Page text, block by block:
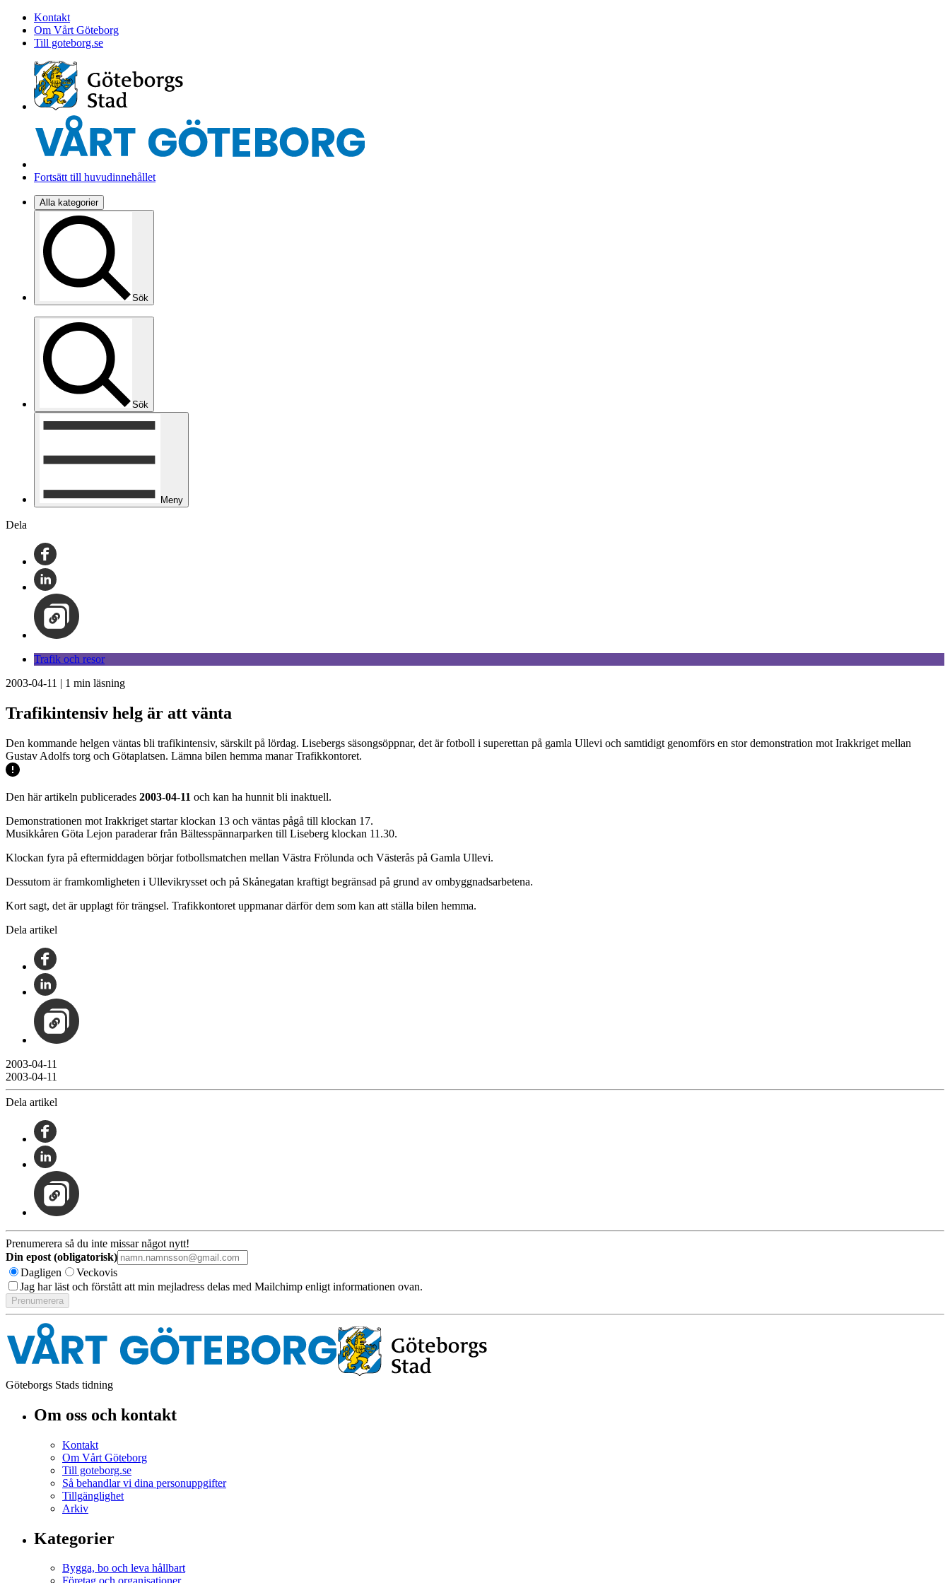
Kontakt
Om Vårt Göteborg
Till goteborg.se
Fortsätt till huvudinnehållet
Alla kategorier
Sök
Sök
Meny
Dela
Trafik och resor
2003-04-11 | 1 min läsning
Trafikintensiv helg är att vänta
Den kommande helgen väntas bli trafikintensiv, särskilt på lördag. Lisebergs säsongsöppnar, det är fotboll i superettan på gamla Ullevi och samtidigt genomförs en stor demonstration mot Irakkriget mellan
Gustav Adolfs torg och Götaplatsen. Lämna bilen hemma manar Trafikkontoret.
Den här artikeln publicerades 2003-04-11 och kan ha hunnit bli inaktuell.
Demonstrationen mot Irakkriget startar klockan 13 och väntas pågå till klockan 17.
Musikkåren Göta Lejon paraderar från Bältesspännarparken till Liseberg klockan 11.30.
Klockan fyra på eftermiddagen börjar fotbollsmatchen mellan Västra Frölunda och Västerås på Gamla Ullevi.
Dessutom är framkomligheten i Ullevikrysset och på Skånegatan kraftigt begränsad på grund av ombyggnadsarbetena.
Kort sagt, det är upplagt för trängsel. Trafikkontoret uppmanar därför dem som kan att ställa bilen hemma.
Dela artikel
2003-04-11
2003-04-11
Dela artikel
Prenumerera så du inte missar något nytt!
Din epost (obligatorisk)
Dagligen
Veckovis
Jag har läst och förstått att min mejladress delas med Mailchimp enligt informationen ovan.
Göteborgs Stads tidning
Om oss och kontakt
Kontakt
Om Vårt Göteborg
Till goteborg.se
Så behandlar vi dina personuppgifter
Tillgänglighet
Arkiv
Kategorier
Bygga, bo och leva hållbart